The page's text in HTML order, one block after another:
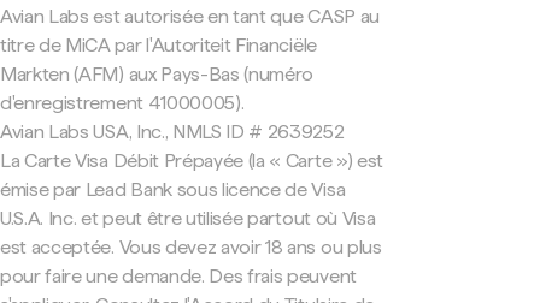
Avian Labs est autorisée en tant que CASP au
titre de MiCA par l'Autoriteit Financiële
Markten (AFM) aux Pays-Bas (numéro
d'enregistrement 41000005).
Avian Labs USA, Inc., NMLS ID # 2639252
La Carte Visa Débit Prépayée (la « Carte ») est
émise par Lead Bank sous licence de Visa
U.S.A. Inc. et peut être utilisée partout où Visa
est acceptée. Vous devez avoir 18 ans ou plus
pour faire une demande. Des frais peuvent